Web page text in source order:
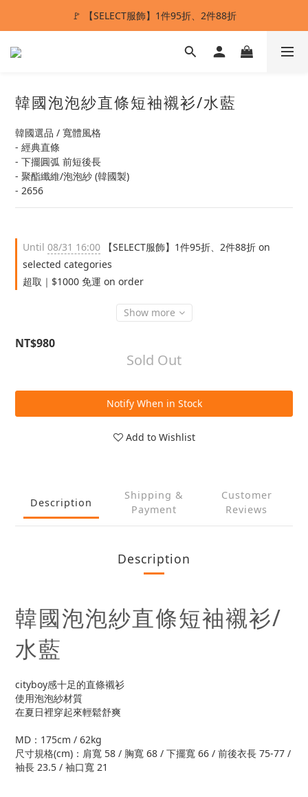
ANSTMADE｜任兩件送5%購物金💰
🚩 【SELECT服飾】1件95折、2件88折
多重好禮滿額贈🔥
韓國泡泡紗直條短袖襯衫/水藍
韓國選品 / 寬體風格
- 經典直條
- 下擺圓弧 前短後長
- 聚酯纖維/泡泡紗 (韓國製)
- 2656
Until 08/31 16:00 【SELECT服飾】1件95折、2件88折 on
selected categories
超取｜$1000 免運 on order
Show more
NT$980
Sold Out
Notify When in Stock
Add to Wishlist
Description
Shipping &
Payment
Customer
Reviews
Description
韓國泡泡紗直條短袖襯衫/
水藍
cityboy感十足的直條襯衫
使用泡泡紗材質
在夏日裡穿起來輕鬆舒爽
MD：175cm / 62kg
尺寸規格(cm)：肩寬 58 / 胸寬 68 / 下擺寬 66 / 前後衣長 75-77 /
袖長 23.5 / 袖口寬 21